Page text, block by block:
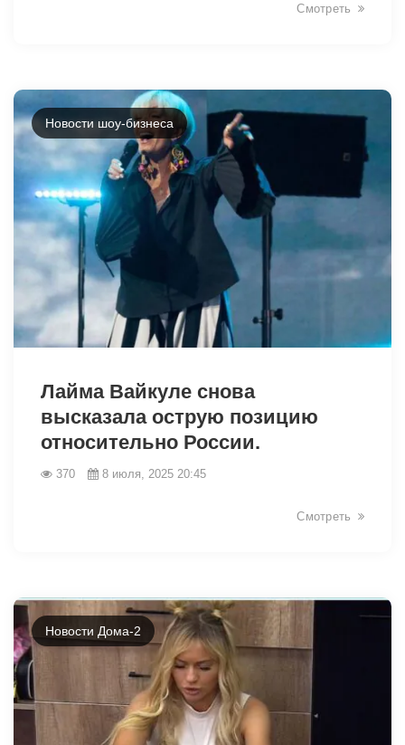
Смотреть
Новости шоу-бизнеса
Лайма Вайкуле снова
высказала острую позицию
относительно России.
370 8 июля, 2025 20:45
Смотреть
Новости Дома-2